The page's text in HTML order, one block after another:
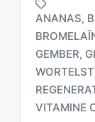
e
t
a
ANANAS,
GEMBER,
VITAMINE